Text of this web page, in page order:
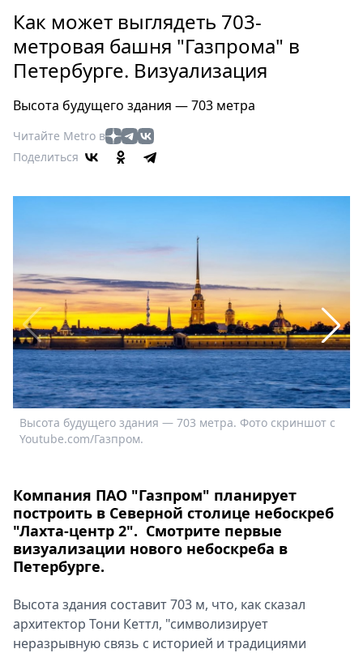
Россия
Мир
Здоровье
Туризм
Мода
Театр
Выставки
Пресс-
релизы
О
Metro
Стримы
Спецпроекты
Звезды
Выборы
2026
Как может выглядеть 703-
метровая башня "Газпрома" в
Петербурге. Визуализация
Высота будущего здания — 703 метра
Читайте Metro в
Поделиться
Высота будущего здания — 703 метра. Фото скриншот с
Youtube.com/Газпром.
Компания ПАО "Газпром" планирует
построить в Северной столице небоскреб
"Лахта-центр 2". Смотрите первые
визуализации нового небоскреба в
Петербурге.
Высота здания составит 703 м, что, как сказал
архитектор Тони Кеттл, "символизирует
неразрывную связь с историей и традициями